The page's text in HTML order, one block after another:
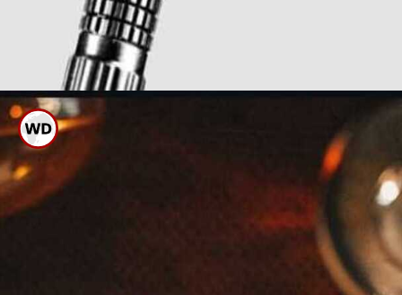
ಒಮ್ಮೆ ಬಳಸಿದ ಬಳಿಕ ಡೆಟಾಲ್ ನಲ್ಲಿ
ಶುಚಿಯಾಗಿಟ್ಟುಕೊಳ್ಳಿ